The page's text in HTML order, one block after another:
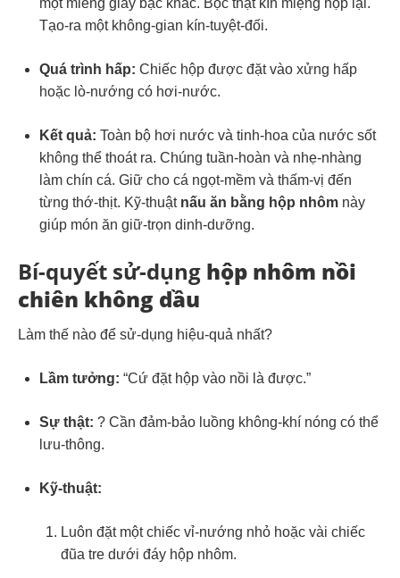
một miếng giấy bạc khác. Bọc thật kín miệng hộp lại.
Tạo-ra một không-gian kín-tuyệt-đối.
Quá trình hấp: Chiếc hộp được đặt vào xửng hấp
hoặc lò-nướng có hơi-nước.
Kết quả: Toàn bộ hơi nước và tinh-hoa của nước sốt
không thể thoát ra. Chúng tuần-hoàn và nhẹ-nhàng
làm chín cá. Giữ cho cá ngọt-mềm và thấm-vị đến
từng thớ-thịt. Kỹ-thuật nấu ăn bằng hộp nhôm này
giúp món ăn giữ-trọn dinh-dưỡng.
Bí-quyết sử-dụng hộp nhôm nồi
chiên không dầu
Làm thế nào để sử-dụng hiệu-quả nhất?
Lầm tưởng: “Cứ đặt hộp vào nồi là được.”
Sự thật: ? Cần đảm-bảo luồng không-khí nóng có thể
lưu-thông.
Kỹ-thuật:
Luôn đặt một chiếc vỉ-nướng nhỏ hoặc vài chiếc
đũa tre dưới đáy hộp nhôm.